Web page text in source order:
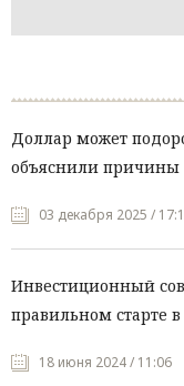
Доллар может
объяснили причины
03 декабря 2025 /
Инвестиционный
правильном старте
18 июня 2024 / 11:06